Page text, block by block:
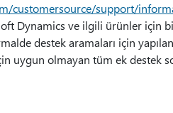
customersource/support/
Dynamics ve ilgili ürünler için
destek aramaları için
uygun olmayan tüm ek destek